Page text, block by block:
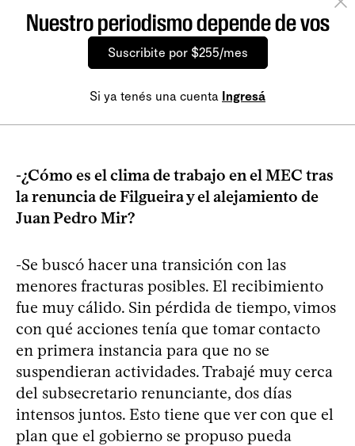
Nuestro periodismo depende de vos
Suscribite por $255/mes
Si ya tenés una cuenta Ingresá
-¿Cómo es el clima de trabajo en el MEC tras
la renuncia de Filgueira y el alejamiento de
Juan Pedro Mir?
-Se buscó hacer una transición con las
menores fracturas posibles. El recibimiento
fue muy cálido. Sin pérdida de tiempo, vimos
con qué acciones tenía que tomar contacto
en primera instancia para que no se
suspendieran actividades. Trabajé muy cerca
del subsecretario renunciante, dos días
intensos juntos. Esto tiene que ver con que el
plan que el gobierno se propuso pueda